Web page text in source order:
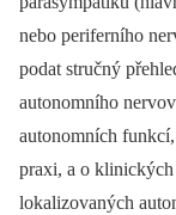
nebo periferního
podat stručný
autonomního
autonomních
praxi, a o klinických
lokalizovaných